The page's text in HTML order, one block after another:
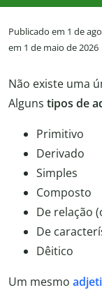
Publicado em 1 de
em 1 de maio de 2026
Não existe uma
Alguns tipos de
Primitivo
Derivado
Simples
Composto
De relação
De
Dêitico
Um mesmo